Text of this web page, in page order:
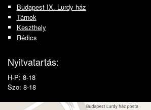
Budapest IX. Lurdy ház
Tárnok
Keszthely
Rédics
Nyitvatartás:
H-P: 8-18
Szo: 8-18